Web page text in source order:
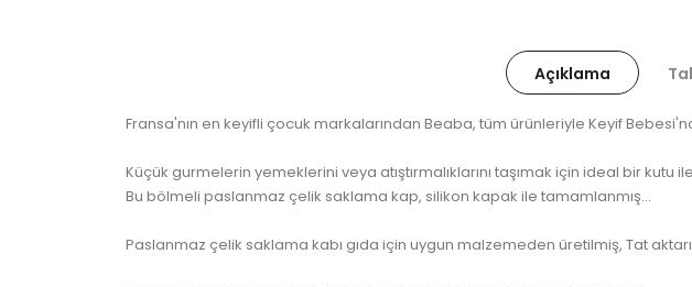
Açıklama
Fransa'nın en keyifli çocuk markalarından Beaba, tüm ürünleriyle Keyif
Küçük gurmelerin yemeklerini veya atıştırmalıklarını taşımak için ideal bir kutu
Bu bölmeli paslanmaz çelik saklama kap, silikon kapak ile tamamlanmış...
Paslanmaz çelik saklama kabı gıda için uygun malzemeden üretilmiş, Tat